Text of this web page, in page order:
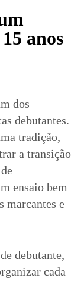
anos
dos
debutantes.
tradição,
a transição
ensaio bem
marcantes e
debutante,
cada